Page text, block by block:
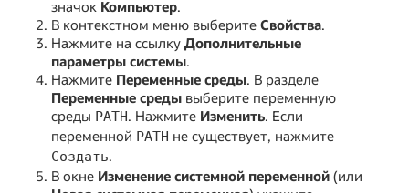
значок Компьютер.
В контекстном меню выберите Свойства.
Нажмите на ссылку Дополнительные
параметры системы.
Нажмите Переменные среды. В разделе
Переменные средывыберите переменную
среды PATH. Нажмите Изменить. Если
переменной PATH не существует, нажмите
Создать.
В окне Изменение системной переменной(или